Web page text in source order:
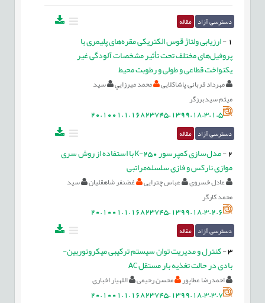
دسترسی آزاد مقاله
-ارزیابی ولتاژ قوس الکتریکی مقره‌های پلیمری با
پروفیل‌های مختلف تحت تأثیر مشخصات آلودگی غیر
یکنواخت قطاعی و طولی و رطوبت محیط
مهرداد قربانی پاشاکلایی محمد ميرزايي
سید
میثم سیدبرزگر
20.1001.1.16823745.1399.18.3.1.5
دسترسی آزاد مقاله
2
-
مدل‌سازی کمپرسور 250-K با استفاده از روش سری
موازی نارکس و فازی سلسله‌مراتبی
عادل خسروی عباس چترایی غضنفر شاهقلیان
سید
محمد کارگر
20.1001.1.16823745.1399.18.3.2.6
دسترسی آزاد مقاله
3
-کنترل و مدیریت توان سیستم ترکیبی میکروتوربین-
بادی در حالت تغذیه بار مستقل AC
احمدرضا عطاپور محسن رحیمی اللهیار اخباری
20.1001.1.16823745.1399.18.3.3.7